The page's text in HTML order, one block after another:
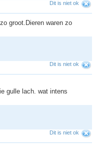
Dit is niet ok
groot.Dieren waren zo
Dit is niet ok
gulle lach. wat intens
Dit is niet ok